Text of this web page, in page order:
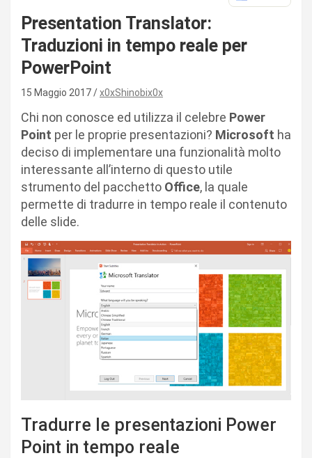
Presentation Translator:
Traduzioni in tempo reale per
PowerPoint
15 Maggio 2017 x0xShinobix0x
Chi non conosce ed utilizza il celebre Power
Point per le proprie presentazioni? Microsoft ha
deciso di implementare una funzionalità molto
interessante all’interno di questo utile
strumento del pacchetto Office, la quale
permette di tradurre in tempo reale il contenuto
delle slide.
Tradurre le presentazioni Power
Point in tempo reale